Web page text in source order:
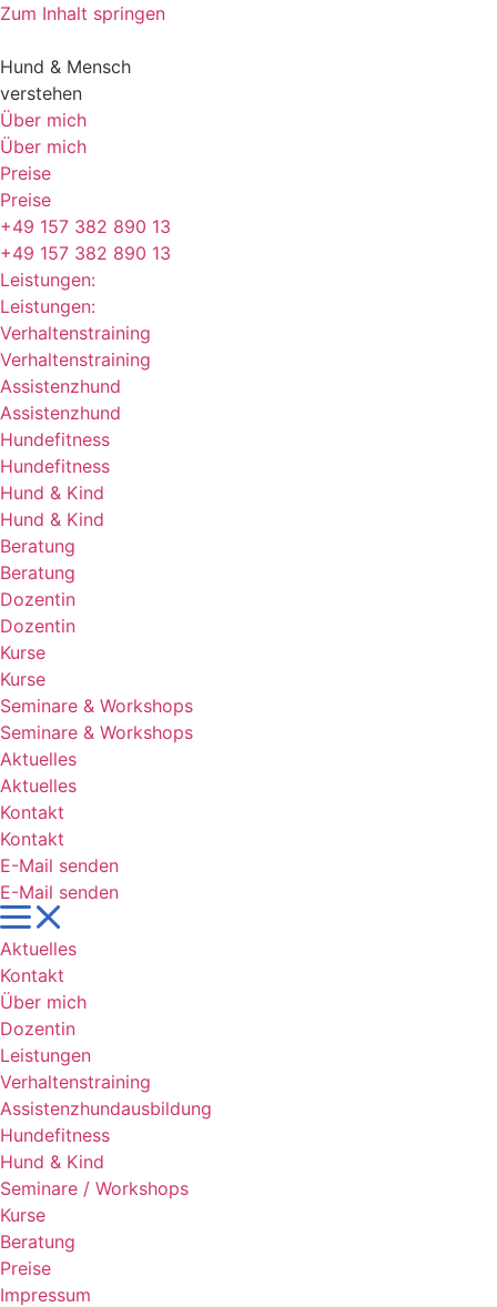
Zum Inhalt springen
Hund & Mensch
verstehen
Über mich
Über mich
Preise
Preise
+49 157 382 890 13
+49 157 382 890 13
Leistungen:
Leistungen:
Verhaltenstraining
Verhaltenstraining
Assistenzhund
Assistenzhund
Hundefitness
Hundefitness
Hund & Kind
Hund & Kind
Beratung
Beratung
Dozentin
Dozentin
Kurse
Kurse
Seminare & Workshops
Seminare & Workshops
Aktuelles
Aktuelles
Kontakt
Kontakt
E-Mail senden
E-Mail senden
Aktuelles
Kontakt
Über mich
Dozentin
Leistungen
Verhaltenstraining
Assistenzhundausbildung
Hundefitness
Hund & Kind
Seminare / Workshops
Kurse
Beratung
Preise
Impressum